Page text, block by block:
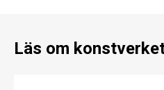
Läs om